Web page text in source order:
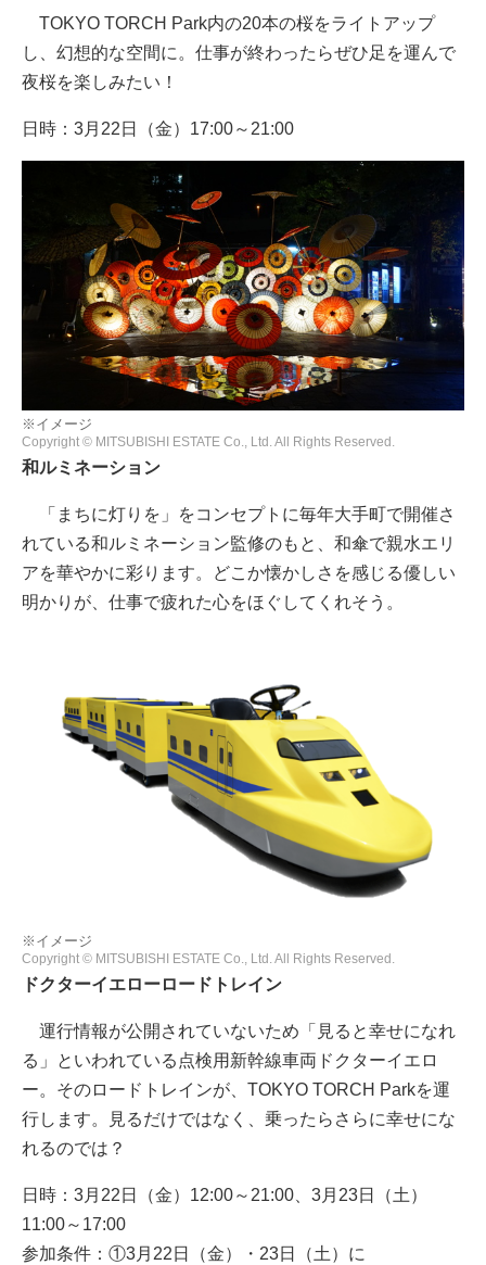
TOKYO TORCH Park内の20本の桜をライトアップ
し、幻想的な空間に。仕事が終わったらぜひ足を運んで
夜桜を楽しみたい！
日時：3月22日（金）17:00～21:00
※イメージ
Copyright © MITSUBISHI ESTATE Co., Ltd. All Rights Reserved.
和ルミネーション
「まちに灯りを」をコンセプトに毎年大手町で開催さ
れている和ルミネーション監修のもと、和傘で親水エリ
アを華やかに彩ります。どこか懐かしさを感じる優しい
明かりが、仕事で疲れた心をほぐしてくれそう。
※イメージ
Copyright © MITSUBISHI ESTATE Co., Ltd. All Rights Reserved.
ドクターイエローロードトレイン
運行情報が公開されていないため「見ると幸せになれ
る」といわれている点検用新幹線車両ドクターイエロ
ー。そのロードトレインが、TOKYO TORCH Parkを運
行します。見るだけではなく、乗ったらさらに幸せにな
れるのでは？
日時：3月22日（金）12:00～21:00、3月23日（土）
11:00～17:00
参加条件：①3月22日（金）・23日（土）に